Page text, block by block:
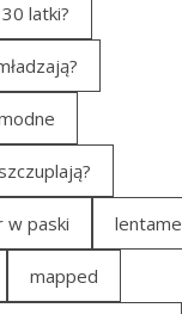
latki?
paski
mapped